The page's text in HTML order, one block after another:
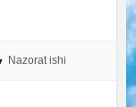
Nazorat ishi